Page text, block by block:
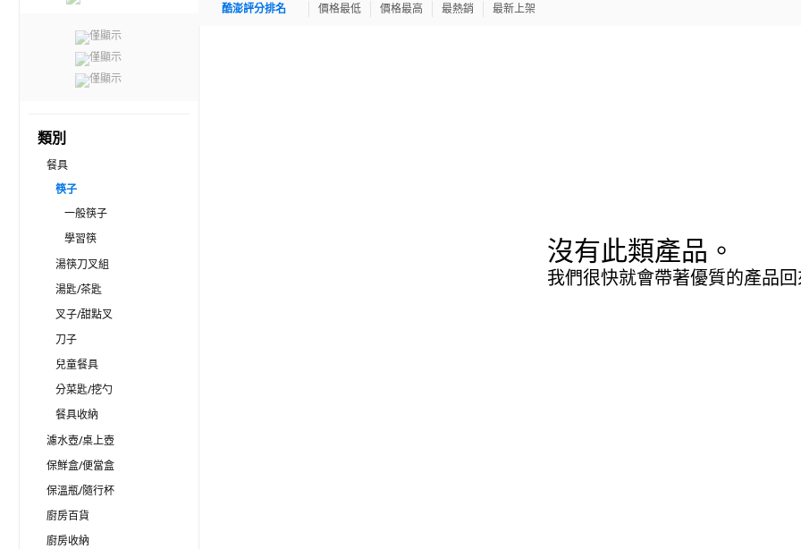
僅顯示
僅顯示
僅顯示
類別
餐具
筷子
一般筷子
學習筷
湯筷刀叉組
湯匙/茶匙
叉子/甜點叉
刀子
兒童餐具
分菜匙/挖勺
餐具收納
濾水壺/桌上壺
保鮮盒/便當盒
保溫瓶/隨行杯
廚房百貨
廚房收納
酷澎評分排名 價格最低 價格最高 最熱銷 最新上架
沒有此類產品。
我們很快就會帶著優質的產品